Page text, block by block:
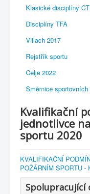
Klasické disciplíny
Disciplíny TFA
Villach 2017
Rejstřík sportu
Celje 2022
Směrnice sportovních
Kvalifikační
jednotlivce
sportu 2020
KVALIFIKAČNÍ
POŽÁRNÍM SPORTU -
Spolupracující